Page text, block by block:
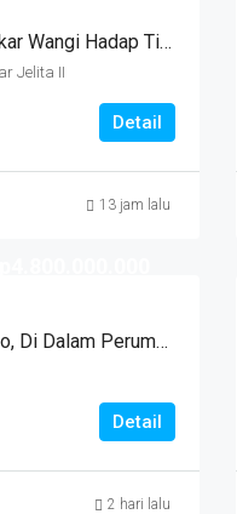
Dijual Rumah Mekar Jelita Mekar Wangi Hadap Timur Harga Di Bawah 3 M
Jelita II
Detail
13 jam lalu
Dijual Rumah Di Cigadung Dago, Di Dalam Perumahan, Lokasi Strategis Siap Huni Semi Furnished
Detail
2 hari lalu